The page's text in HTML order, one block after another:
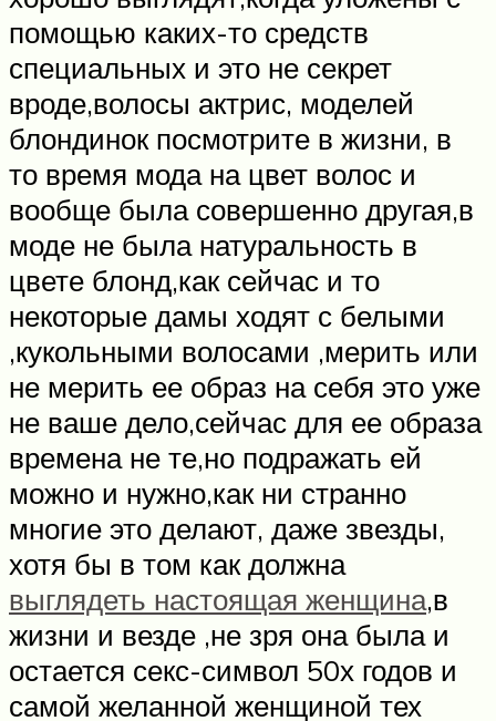
помощью каких-то средств
специальных и это не секрет
вроде,волосы актрис, моделей
блондинок посмотрите в жизни, в
то время мода на цвет волос и
вообще была совершенно другая,в
моде не была натуральность в
цвете блонд,как сейчас и то
некоторые дамы ходят с белыми
,кукольными волосами ,мерить или
не мерить ее образ на себя это уже
не ваше дело,сейчас для ее образа
времена не те,но подражать ей
можно и нужно,как ни странно
многие это делают, даже звезды,
хотя бы в том как должна
выглядеть настоящая женщина,в
жизни и везде ,не зря она была и
остается секс-символ 50х годов и
самой желанной женщиной тех